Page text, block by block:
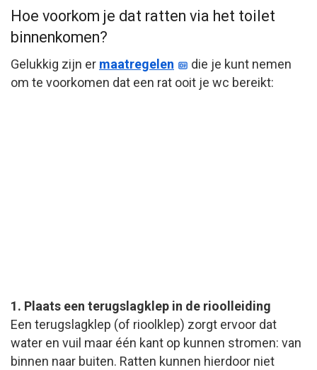
Hoe voorkom je dat ratten via het toilet
binnenkomen?
Gelukkig zijn er maatregelen
die je kunt nemen
om te voorkomen dat een rat ooit je wc bereikt:
1. Plaats een terugslagklep in de rioolleiding
Een terugslagklep (of rioolklep) zorgt ervoor dat
water en vuil maar één kant op kunnen stromen: van
binnen naar buiten. Ratten kunnen hierdoor niet